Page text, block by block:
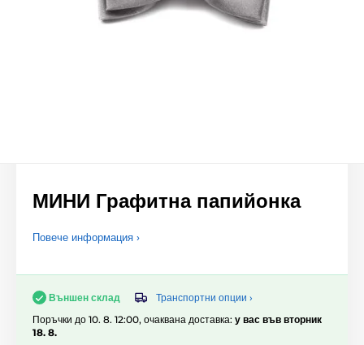
МИНИ Графитна папийонка
Повече информация ›
Външен склад
Транспортни опции ›
Поръчки до 10. 8. 12:00, очаквана доставка: у вас във вторник
18. 8.